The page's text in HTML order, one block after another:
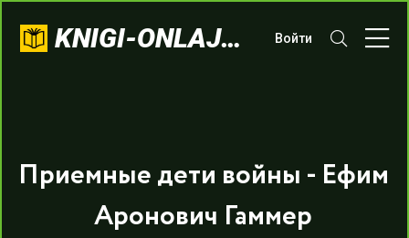
KNIGI-ONLAJN.COM Войти
Приемные дети войны - Ефим
Аронович Гаммер